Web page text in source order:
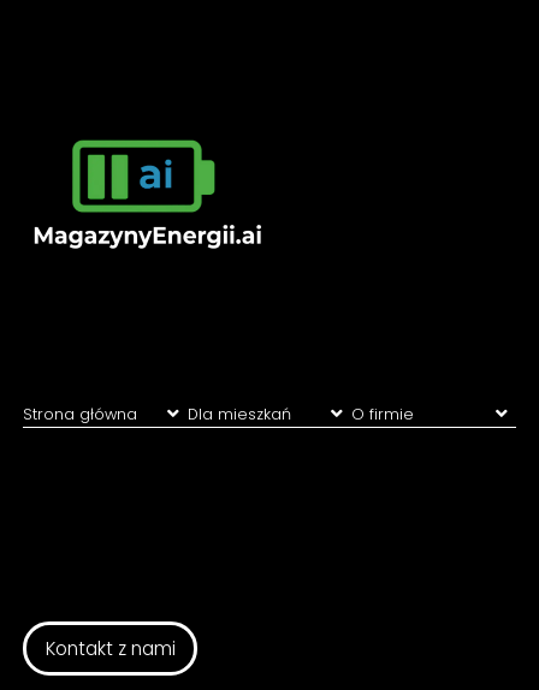
Tel. 732 127 030
Kontakt z nami
Strona główna
Dla mieszkań
O firmie